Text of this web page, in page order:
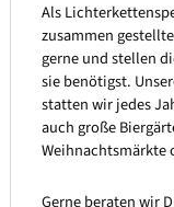
Als
zusammen
gerne und stellen
sie benötigst.
statten wir jedes
auch große
Weihnachtsmärkte
Gerne beraten wir